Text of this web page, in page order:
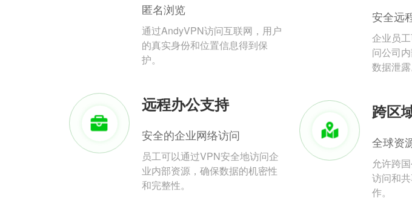
匿名浏览
通过AndyVPN访问互联网，用户
的真实身份和位置信息得到保
护。
安全远
企业员
问公司
数据泄露
远程办公支持
安全的企业网络访问
员工可以通过VPN安全地访问企
业内部资源，确保数据的机密性
和完整性。
跨区
全球资
允许跨
访问和
作。